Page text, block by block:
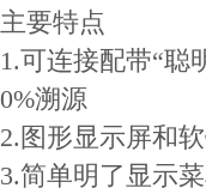
主要特点
1.可连接配带“聪
0%溯源
2.图形显示屏和
3.简单明了显示